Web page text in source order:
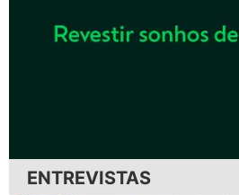
ENTREVISTAS